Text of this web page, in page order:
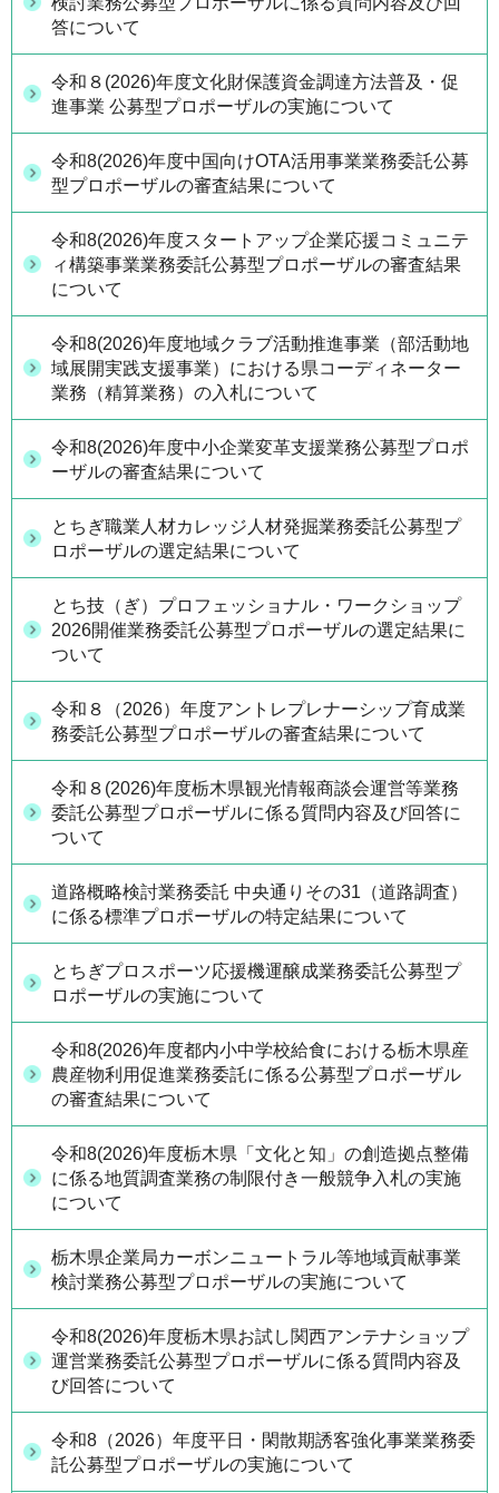
答について
令和８(2026)年度文化財保護資金調達方法普及・促
進事業 公募型プロポーザルの実施について
令和8(2026)年度中国向けOTA活用事業業務委託公募
型プロポーザルの審査結果について
令和8(2026)年度スタートアップ企業応援コミュニテ
ィ構築事業業務委託公募型プロポーザルの審査結果
について
令和8(2026)年度地域クラブ活動推進事業（部活動地
域展開実践支援事業）における県コーディネーター
業務（精算業務）の入札について
令和8(2026)年度中小企業変革支援業務公募型プロポ
ーザルの審査結果について
とちぎ職業人材カレッジ人材発掘業務委託公募型プ
ロポーザルの選定結果について
とち技（ぎ）プロフェッショナル・ワークショップ
2026開催業務委託公募型プロポーザルの選定結果に
ついて
令和８（2026）年度アントレプレナーシップ育成業
務委託公募型プロポーザルの審査結果について
令和８(2026)年度栃木県観光情報商談会運営等業務
委託公募型プロポーザルに係る質問内容及び回答に
ついて
道路概略検討業務委託 中央通りその31（道路調査）
に係る標準プロポーザルの特定結果について
とちぎプロスポーツ応援機運醸成業務委託公募型プ
ロポーザルの実施について
令和8(2026)年度都内小中学校給食における栃木県産
農産物利用促進業務委託に係る公募型プロポーザル
の審査結果について
令和8(2026)年度栃木県「文化と知」の創造拠点整備
に係る地質調査業務の制限付き一般競争入札の実施
について
栃木県企業局カーボンニュートラル等地域貢献事業
検討業務公募型プロポーザルの実施について
令和8(2026)年度栃木県お試し関西アンテナショップ
運営業務委託公募型プロポーザルに係る質問内容及
び回答について
令和8（2026）年度平日・閑散期誘客強化事業業務委
託公募型プロポーザルの実施について